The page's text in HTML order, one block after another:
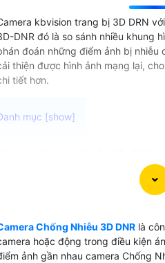
kbvision trang bị 3D DRN
DNR đó là so sánh nhiều khung
đoán những điểm ảnh bị nhiễu
thiện được hình ảnh mạng lại,
tiết hơn.
bằng cách bù sáng các
và tạo ra hình ảnh sắc
nghệ này có khả năng
ràng và chân thực ngay cả
đủ.
Chống Nhiễu 3D DNR là
hoặc động trong điều kiện
ảnh gần nhau camera Chống